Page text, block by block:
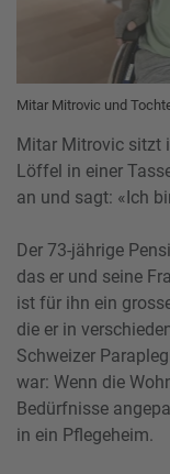
Mitar Mitrovic und
Mitar Mitrovic sitzt
Löffel in einer
an und sagt: «Ich
Der 73-jährige
das er und seine
ist für ihn ein
die er in
Schweizer
war: Wenn die
Bedürfnisse
in ein Pflegeheim.